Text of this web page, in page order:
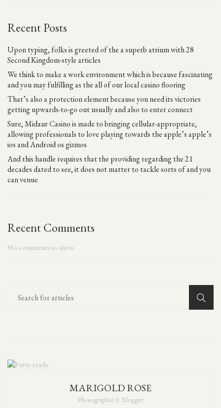
Recent Posts
Upon typing, folks is greeted of the a superb atrium with 28
Second Kingdom-style articles
We think to make a work environment which is because fascinating
and you may fulfilling as the all of our local casino flooring
That’s also a protection element because you need its victories
getting upwards-to-go out usually and also to enter connect
Sure, Midaur Casino is made to bringing cellular-appropriate,
allowing professionals to love playing towards the apple’s apple’s
ios and Android os gizmos
And this handle requires that the providing regarding the 21
decades dated to see, it does not matter to tackle sorts of and you
can venue
Recent Comments
No comments to show.
MARIGOLD ROSE
Photographer & Blogger